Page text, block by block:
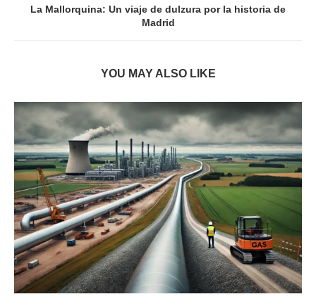
La Mallorquina: Un viaje de dulzura por la historia de
Madrid
YOU MAY ALSO LIKE